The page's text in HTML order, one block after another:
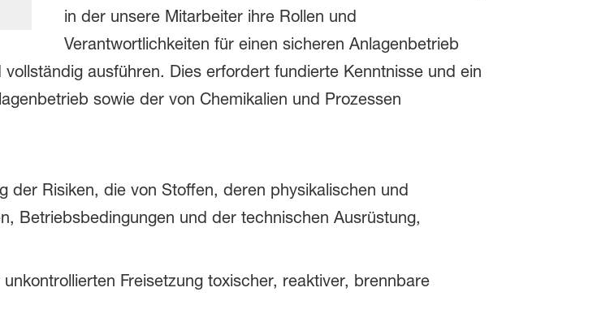
in der unsere Mitarbeiter ihre Rollen und
Verantwortlichkeiten für einen sicheren Anlagenbetrieb
ausführen. Dies erfordert fundierte Kenntnisse und ein
sowie der von Chemikalien und Prozessen
der Risiken, die von Stoffen, deren physikalischen und
Betriebsbedingungen und der technischen Ausrüstung,
Freisetzung toxischer, reaktiver, brennbare